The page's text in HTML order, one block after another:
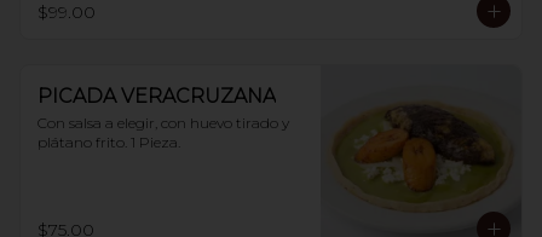
$99.00
PICADA VERACRUZANA
Con salsa a elegir, con huevo tirado y
plátano frito. 1 Pieza.
$75.00